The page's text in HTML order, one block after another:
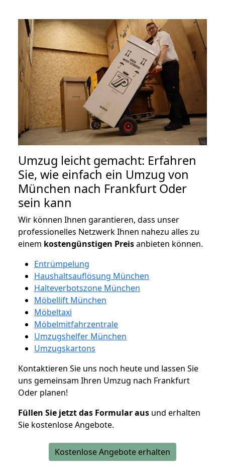
Umzug leicht gemacht: Erfahren
Sie, wie einfach ein Umzug von
München nach Frankfurt Oder
sein kann
Wir können Ihnen garantieren, dass unser
professionelles Netzwerk Ihnen nahezu alles zu
einem kostengünstigen Preisanbieten können.
Entrümpelung
Haushaltsauflösung München
Halteverbotszone München
Möbellift München
Möbeltaxi
Möbelmitfahrzentrale
Umzugshelfer München
Umzugskartons
Kontaktieren Sie uns noch heute und lassen Sie
uns gemeinsam Ihren Umzug nach Frankfurt
Oder planen!
Füllen Sie jetzt das Formular aus und erhalten
Sie kostenlose Angebote.
Kostenlose Angebote erhalten